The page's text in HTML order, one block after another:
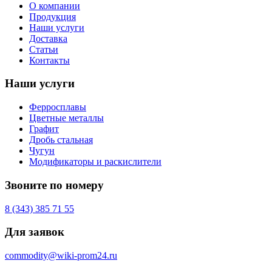
О компании
Продукция
Наши услуги
Доставка
Статьи
Контакты
Наши услуги
Ферросплавы
Цветные металлы
Графит
Дробь стальная
Чугун
Модификаторы и раскислители
Звоните по номеру
8 (343) 385 71 55
Для заявок
commodity@wiki-prom24.ru